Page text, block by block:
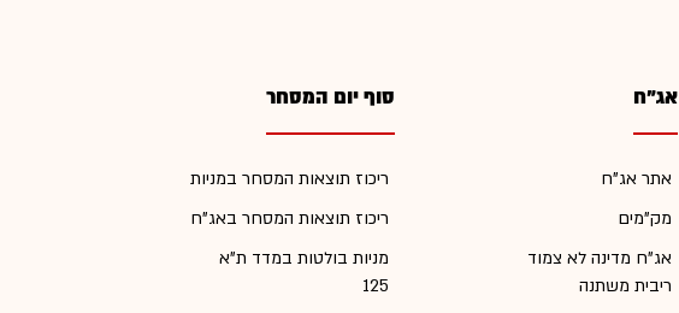
אג"ח
אתר אג"ח
מק"מים
אג"ח מדינה לא צמוד
ריבית משתנה
סוף יום המסחר
ריכוז תוצאות המסחר במניות
ריכוז תוצאות המסחר באג"ח
מניות בולטות במדד ת"א
125